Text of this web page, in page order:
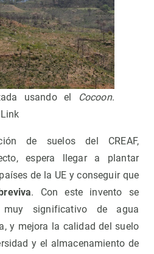
usando el Cocoon.
de suelos del CREAF,
espera llegar a plantar
de la UE y conseguir que
. Con este invento se
significativo de agua
y mejora la calidad del suelo
y el almacenamiento de